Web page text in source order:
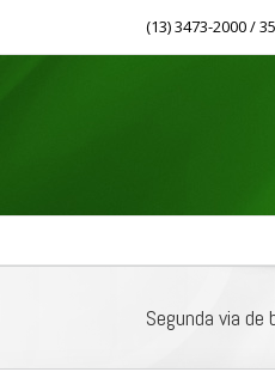
content
(13) 3473-2000 /
Segunda via de